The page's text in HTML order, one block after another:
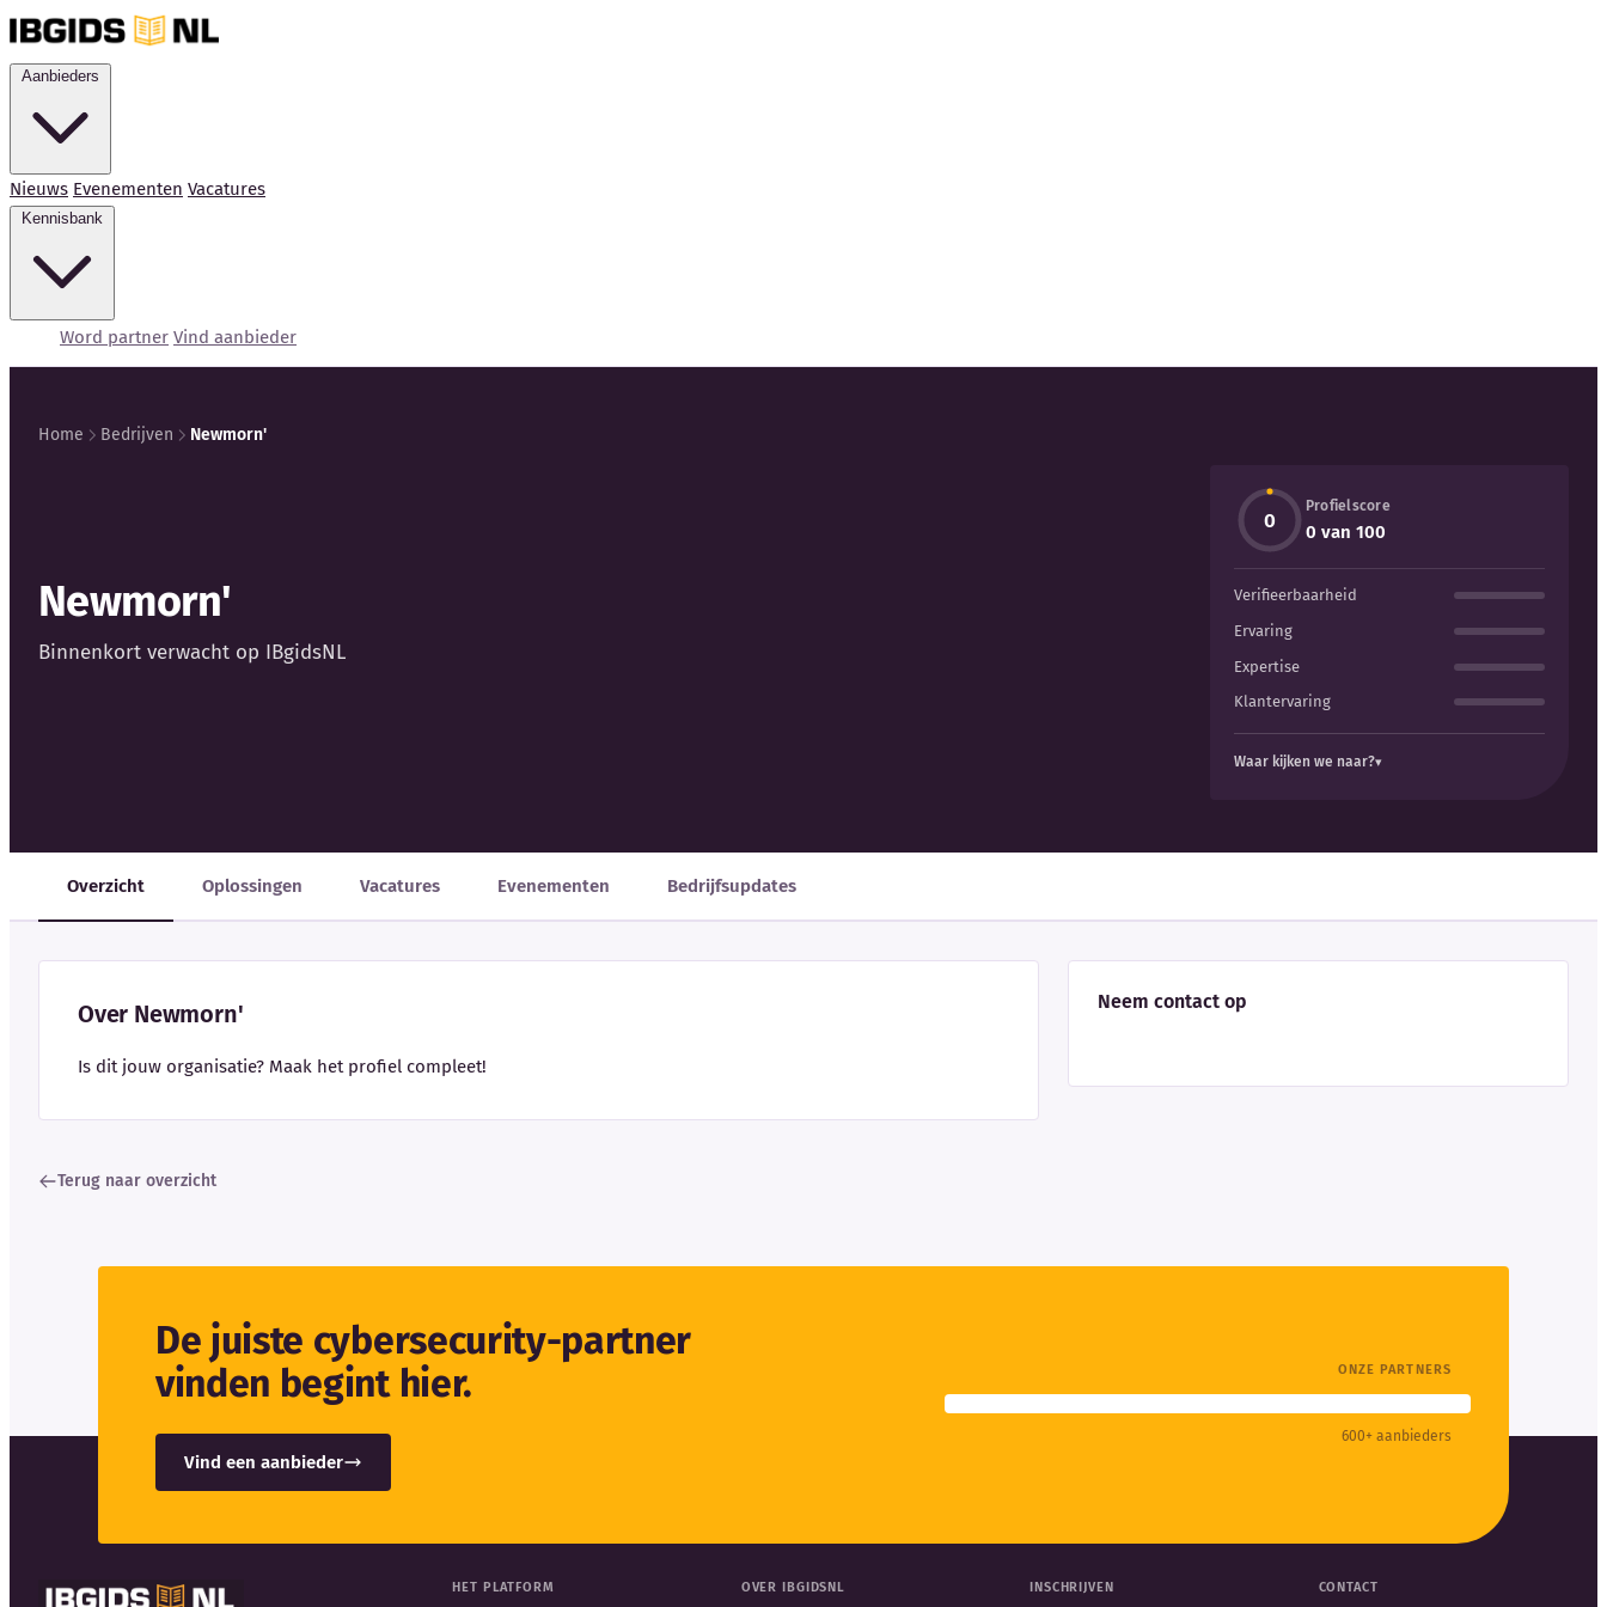
Nieuws Evenementen Vacatures
Word partner Vind aanbieder
Home Bedrijven Newmorn'
Newmorn'
Binnenkort verwacht op IBgidsNL
0
Profielscore
0 van 100
Verifieerbaarheid
Ervaring
Expertise
Klantervaring
Waar kijken we naar?
Overzicht Oplossingen Vacatures Evenementen Bedrijfsupdates
Over Newmorn'
Is dit jouw organisatie? Maak het profiel compleet!
Neem contact op
Terug naar overzicht
De juiste cybersecurity-partner
vinden begint hier.
Vind een aanbieder
ONZE PARTNERS
600+ aanbieders
HET PLATFORM OVER IBGIDSNL INSCHRIJVEN CONTACT